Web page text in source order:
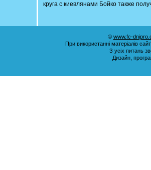
круга с киевлянами Бойко также
© www.fc-
При використанні матеріалів
З усіх питань
Дизайн,